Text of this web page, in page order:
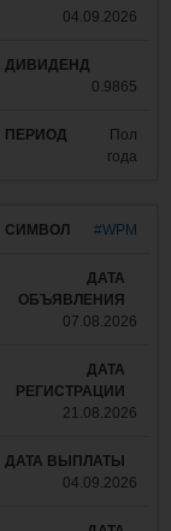
04.09.2026
0.9865
Пол
года
#WPM
07.08.2026
21.08.2026
04.09.2026